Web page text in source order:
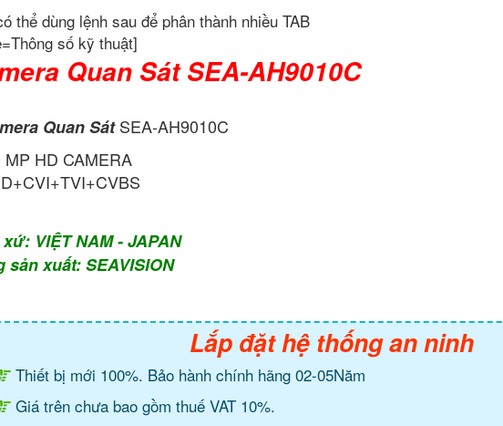
thể dùng lệnh sau để phân thành nhiều TAB
số kỹ thuật]
Quan Sát SEA-AH9010C
Quan SátSEA-AH9010C
MP HD CAMERA
VIỆT NAM - JAPAN
sản xuất: SEAVISION
Lắp đặt hệ thống an ninh
Thiết bị mới 100%. Bảo hành chính hãng 02-05Năm
Giá trên chưa bao gồm thuế VAT 10%.